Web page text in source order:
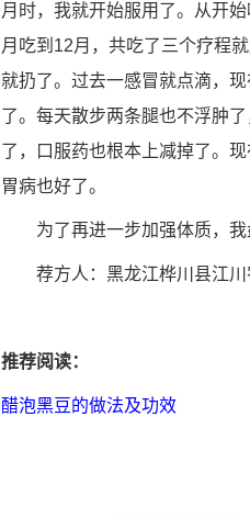
月时，我就开始服用了。从开
月吃到12月，共吃了三个疗程
就扔了。过去一感冒就点滴，
了。每天散步两条腿也不浮肿
了，口服药也根本上减掉了。
胃病也好了。
为了再进一步加强体质，我
荐方人：黑龙江桦川县江川
推荐阅读：
醋泡黑豆的做法及功效